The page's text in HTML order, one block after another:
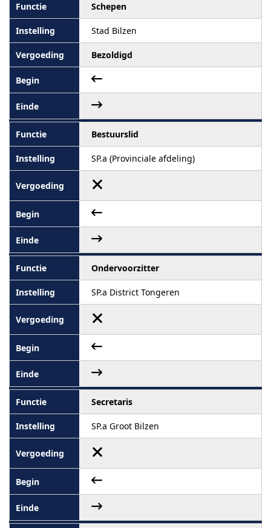
Schepen
Stad Bilzen
Bezoldigd
Bestuurslid
SP.a (Provinciale afdeling)
Ondervoorzitter
SP.a District Tongeren
Secretaris
SP.a Groot Bilzen